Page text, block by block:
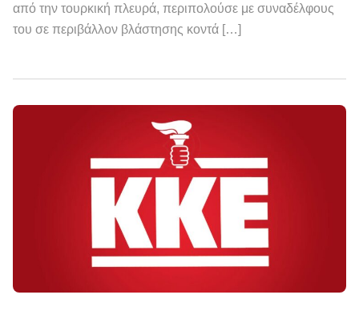
από την τουρκική πλευρά, περιπολούσε με συναδέλφους
του σε περιβάλλον βλάστησης κοντά […]